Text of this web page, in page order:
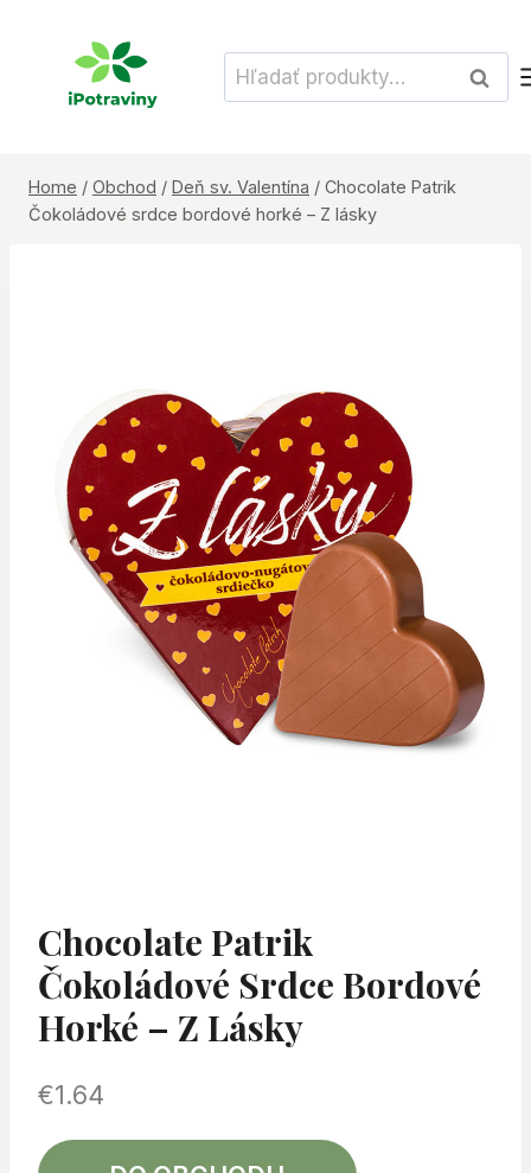
Hľadať:
Home / Obchod / Deň sv. Valentína / Chocolate Patrik
Čokoládové srdce bordové horké – Z lásky
Chocolate Patrik
Čokoládové Srdce Bordové
Horké – Z Lásky
€1.64